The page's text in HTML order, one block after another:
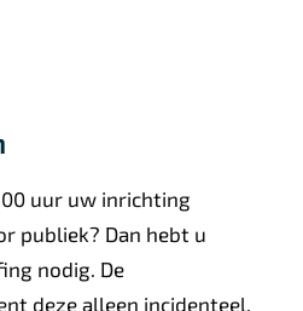
uur uw inrichting
publiek? Dan hebt u
nodig. De
deze alleen incidenteel.